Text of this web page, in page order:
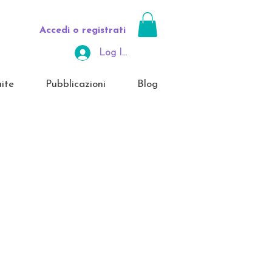
Log In Area Riservata
Accedi o registrati
Pubblicazioni Blog